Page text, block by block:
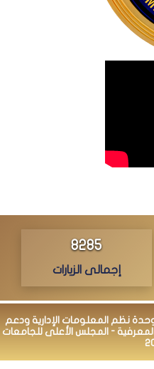
8285
إجمالى الزيارات
نظم المعلومات الإدارية ودعم
والمعرفية - المجلس الأعلى للجامعات